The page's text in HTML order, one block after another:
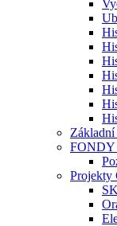
Základní
Projekty